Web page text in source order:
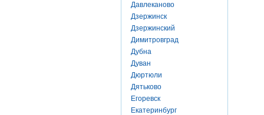
Давлеканово
Дзержинск
Дзержинский
Димитровград
Дубна
Дуван
Дюртюли
Дятьково
Егоревск
Екатеринбург